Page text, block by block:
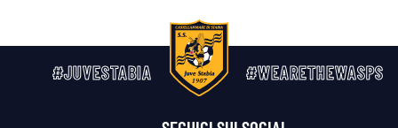
#JUVESTABIA #WEARETHEWASPS